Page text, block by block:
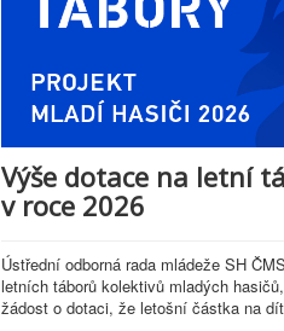
Výše dotace na letní
v roce 2026
Ústřední odborná rada mládeže SH
letních táborů kolektivů mladých
žádost o dotaci, že letošní částka na